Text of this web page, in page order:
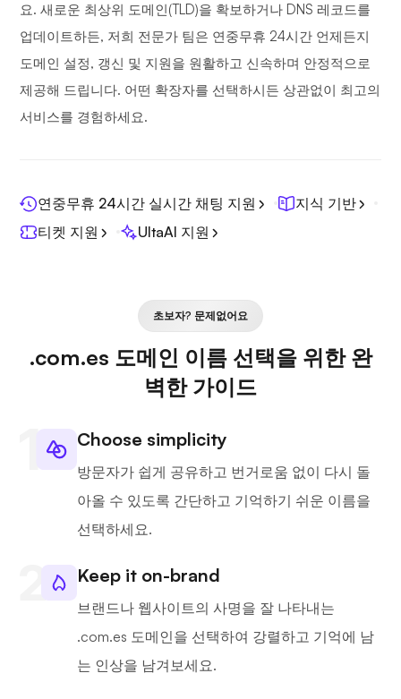
요. 새로운 최상위 도메인(TLD)을 확보하거나 DNS 레코드를
업데이트하든, 저희 전문가 팀은 연중무휴 24시간 언제든지
도메인 설정, 갱신 및 지원을 원활하고 신속하며 안정적으로
제공해 드립니다. 어떤 확장자를 선택하시든 상관없이 최고의
서비스를 경험하세요.
연중무휴 24시간 실시간 채팅 지원
지식 기반
티켓 지원
UltaAI 지원
초보자? 문제없어요
.com.es 도메인 이름 선택을 위한 완
벽한 가이드
Choose simplicity
방문자가 쉽게 공유하고 번거로움 없이 다시 돌
아올 수 있도록 간단하고 기억하기 쉬운 이름을
선택하세요.
Keep it on-brand
브랜드나 웹사이트의 사명을 잘 나타내는
.com.es 도메인을 선택하여 강렬하고 기억에 남
는 인상을 남겨보세요.